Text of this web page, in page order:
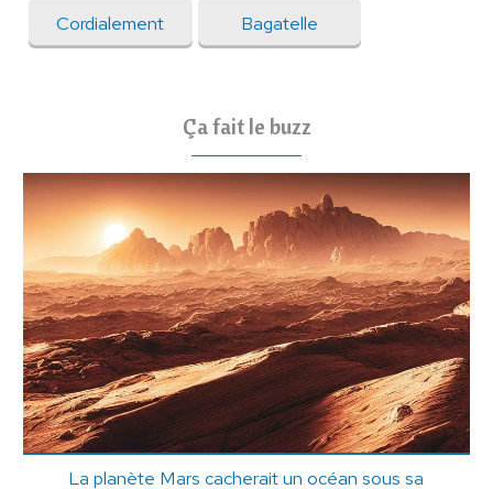
Cordialement Bagatelle
Ça fait le buzz
La planète Mars cacherait un océan sous sa